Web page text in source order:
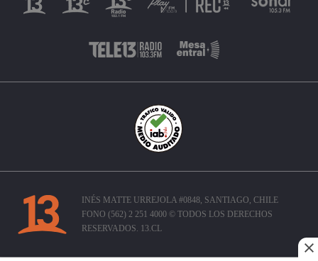
INÉS MATTE URREJOLA #0848, SANTIAGO, CHILE
FONO (562) 2 251 4000 © TODOS LOS DERECHOS
RESERVADOS. 13.CL